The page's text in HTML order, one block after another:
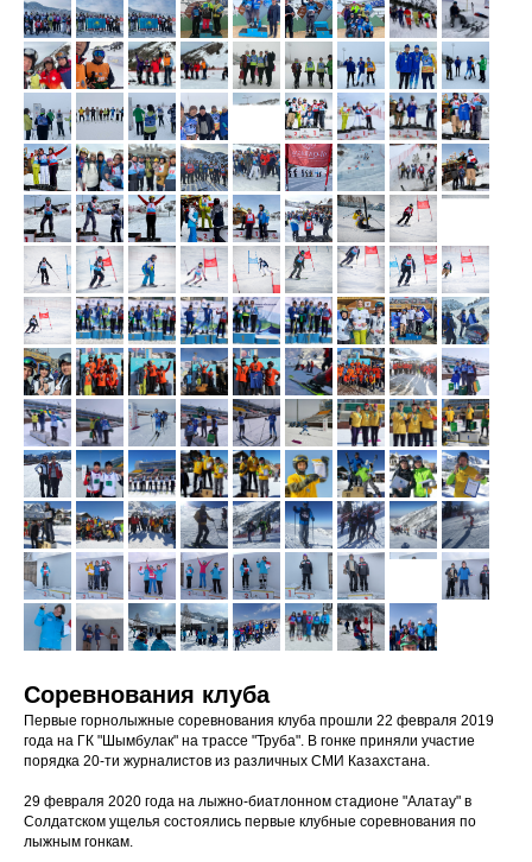
Соревнования клуба
Первые горнолыжные соревнования клуба прошли 22 февраля 2019
года на ГК "Шымбулак" на трассе "Труба". В гонке приняли участие
порядка 20-ти журналистов из различных СМИ Казахстана.
29 февраля 2020 года на лыжно-биатлонном стадионе "Алатау" в
Солдатском ущелья состоялись первые клубные соревнования по
лыжным гонкам.